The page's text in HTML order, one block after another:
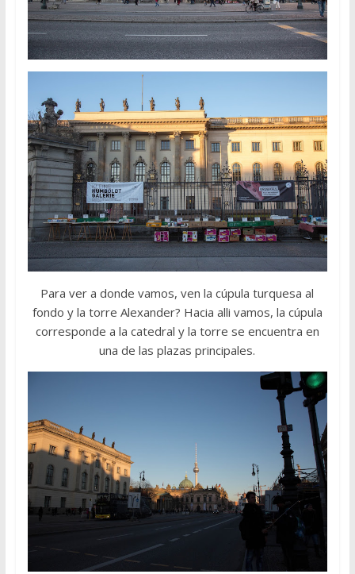
Para ver a donde vamos, ven la cúpula turquesa al
fondo y la torre Alexander? Hacia alli vamos, la cúpula
corresponde a la catedral y la torre se encuentra en
una de las plazas principales.